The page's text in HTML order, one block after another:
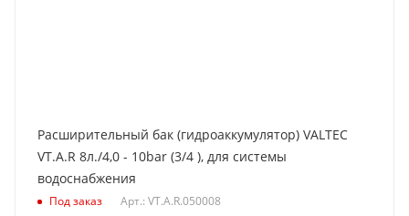
Расширительный бак (гидроаккумулятор) VALTEC
VT.A.R 8л./4,0 - 10bar (3/4 ), для системы
водоснабжения
Под заказ Арт.: VT.A.R.050008